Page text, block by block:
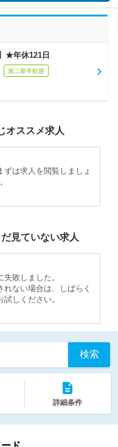
★年休121日
第二新卒歓迎
オススメ求人
は求人を閲覧しましょ
見ていない求人
敗しました。
ない場合は、しばらく
しください。
検索
詳細条件